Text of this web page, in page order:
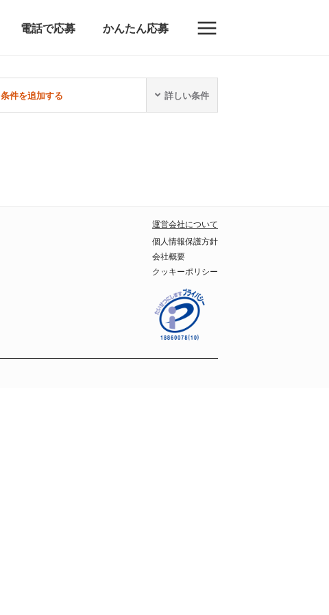
電話で応募 かんたん応募
条件を追加する 詳しい条件
運営会社について
個人情報保護方針
会社概要
クッキーポリシー